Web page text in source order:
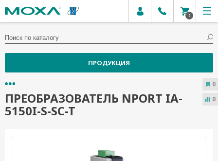
0
ПРОДУКЦИЯ
ПРЕОБРАЗОВАТЕЛЬ NPORT IA-
5150I-S-SC-T
0
0